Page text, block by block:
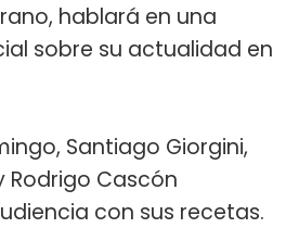
hablará en una
sobre su actualidad en
Santiago Giorgini,
Rodrigo Cascón
con sus recetas.